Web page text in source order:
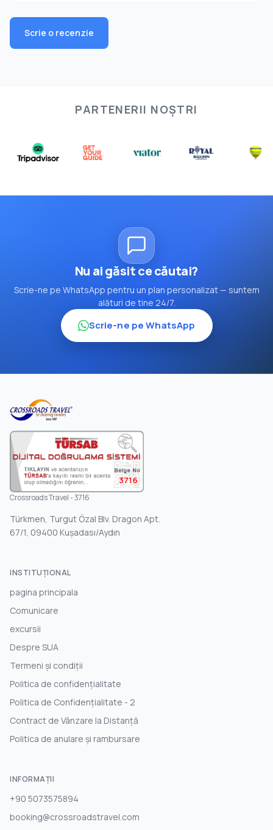
Scrie o recenzie
PARTENERII NOȘTRI
Nu ai găsit ce căutai?
Scrie-ne pe WhatsApp pentru un plan personalizat — suntem
alături de tine 24/7.
Scrie-ne pe WhatsApp
3716
Crossroads Travel - 3716
Türkmen, Turgut Özal Blv. Dragon Apt.
67/1, 09400 Kuşadası/Aydın
INSTITUŢIONAL
pagina principala
Comunicare
excursii
Despre SUA
Termeni și condiții
Politica de confidențialitate
Politica de Confidențialitate - 2
Contract de Vânzare la Distanță
Politica de anulare și rambursare
INFORMAȚII
+90 5073575894
booking@crossroadstravel.com